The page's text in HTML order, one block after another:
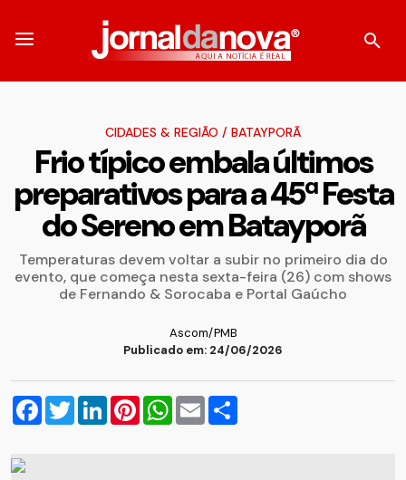
CIDADES & REGIÃO / BATAYPORÃ
Frio típico embala últimos
preparativos para a 45ª Festa
do Sereno em Batayporã
Temperaturas devem voltar a subir no primeiro dia do
evento, que começa nesta sexta-feira (26) com shows
de Fernando & Sorocaba e Portal Gaúcho
Ascom/PMB
Publicado em: 24/06/2026
Facebook
TwitterLinkedInPinterestWhatsApp
Email